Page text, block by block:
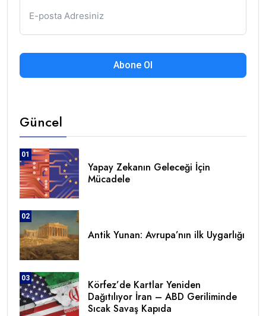
Abone Ol
Güncel
01
Yapay Zekanın Geleceği İçin
Mücadele
02
Antik Yunan: Avrupa’nın ilk Uygarlığı
03
Körfez’de Kartlar Yeniden
Dağıtılıyor İran – ABD Geriliminde
Sıcak Savaş Kapıda